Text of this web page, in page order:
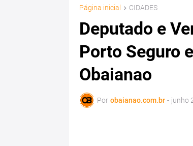
Página inicial CIDADES
Deputado e
Porto Seguro
Obaianao
Por obaianao.com.br - junho